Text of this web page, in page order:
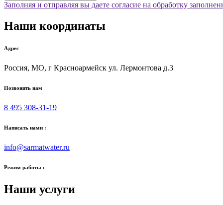
Заполняя и отправляя вы даете согласие на обработку
Наши координаты
Адрес
Россия, МО, г Красноармейск ул. Лермонтова д.3
Позвонить нам
8 495 308-31-19
Написать нами :
info@sarmatwater.ru
Режим работы :
Наши услуги